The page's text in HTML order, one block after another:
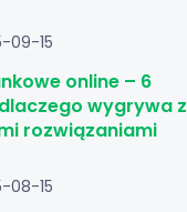
09-15
online – 6
wygrywa z
rozwiązaniami
08-15